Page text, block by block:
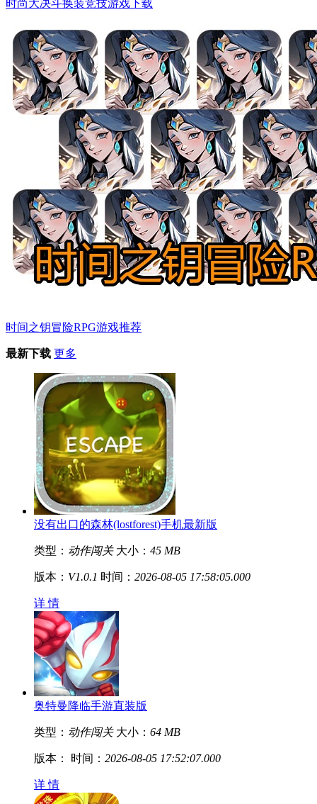
时尚大决斗换装竞技游戏下载
时间之钥冒险RPG游戏推荐
最新下载 更多
没有出口的森林(lostforest)手机最新版
类型： 动作闯关 大小： 45 MB
版本： V1.0.1 时间： 2026-08-05 17:58:05.000
详 情
奥特曼降临手游直装版
类型： 动作闯关 大小： 64 MB
版本： 时间： 2026-08-05 17:52:07.000
详 情